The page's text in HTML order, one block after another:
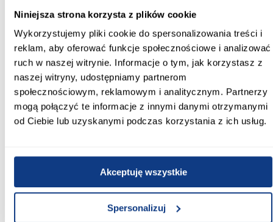
Niniejsza strona korzysta z plików cookie
Wykorzystujemy pliki cookie do spersonalizowania treści i
reklam, aby oferować funkcje społecznościowe i analizować
ruch w naszej witrynie. Informacje o tym, jak korzystasz z
naszej witryny, udostępniamy partnerom
społecznościowym, reklamowym i analitycznym. Partnerzy
mogą połączyć te informacje z innymi danymi otrzymanymi
od Ciebie lub uzyskanymi podczas korzystania z ich usług.
Akceptuję wszystkie
Spersonalizuj
Powierzchnia spania [cm]:
122X200
Głębokość siedziska [cm]:
57.00
Wysokość do siedziska [cm]:
45.00
Funkcja spania: